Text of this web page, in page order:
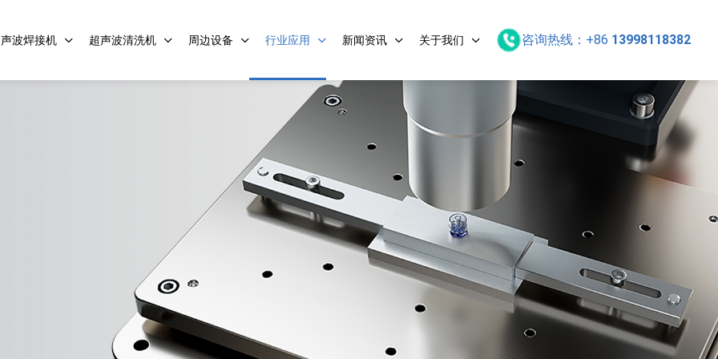
波焊接机 超声波清洗机 周边设备 行业应用 新闻资讯 关于我们 咨询热线： +86 13998118382